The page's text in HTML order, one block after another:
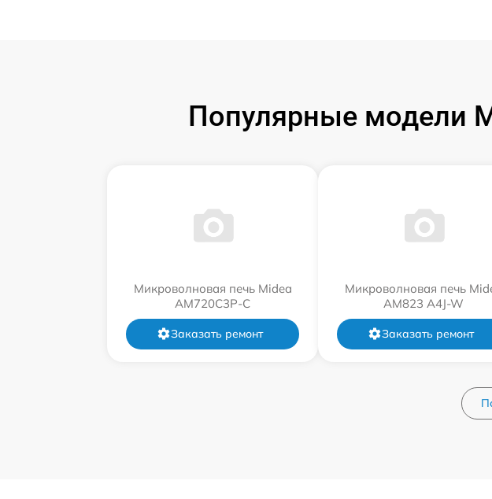
Популярные модели
Микроволновая печь Midea
AM720C3P-C
Заказать ремонт
Микроволновая печь
AM823 A4J-W
Заказать ремонт